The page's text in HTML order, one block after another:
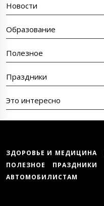
Новости
Образование
Полезное
Праздники
Это интересно
ЗДОРОВЬЕ И МЕДИЦИНА
ПОЛЕЗНОЕ
ПРАЗДНИКИ
АВТОМОБИЛИСТАМ